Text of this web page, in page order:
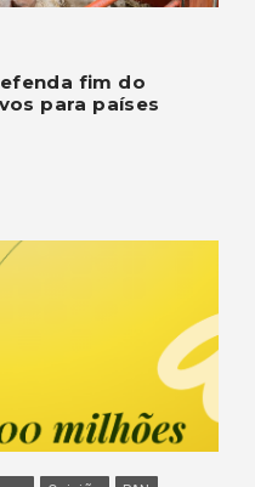
fim do
para países